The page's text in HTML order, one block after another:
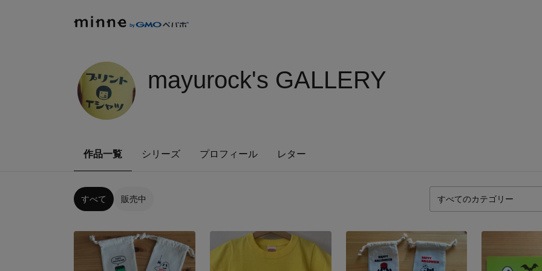
mayurock's GALLERY
作品一覧 シリーズ プロフィール レター
すべて 販売中